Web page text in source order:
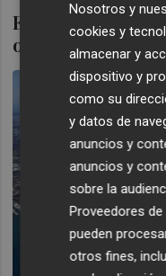
Emprendedores
otros
Nosotros y
cookies y
almacenar y
dispositivo y
como su
y datos de
anuncios y
anuncios y
sobre la
Proveedores
pueden
otros fines,